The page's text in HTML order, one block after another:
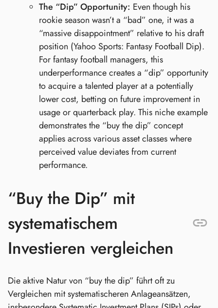
The “Dip” Opportunity: Even though his
rookie season wasn’t a “bad” one, it was a
“massive disappointment” relative to his draft
position (Yahoo Sports: Fantasy Football Dip).
For fantasy football managers, this
underperformance creates a “dip” opportunity
to acquire a talented player at a potentially
lower cost, betting on future improvement in
usage or quarterback play. This niche example
demonstrates the “buy the dip” concept
applies across various asset classes where
perceived value deviates from current
performance.
“Buy the Dip” mit
systematischem
Investieren vergleichen
Die aktive Natur von “buy the dip” führt oft zu
Vergleichen mit systematischeren Anlageansätzen,